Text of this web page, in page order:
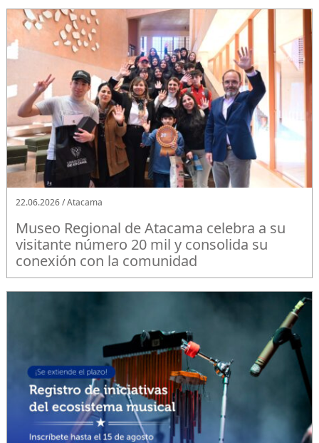
22.06.2026 / Atacama
Museo Regional de Atacama celebra a su
visitante número 20 mil y consolida su
conexión con la comunidad